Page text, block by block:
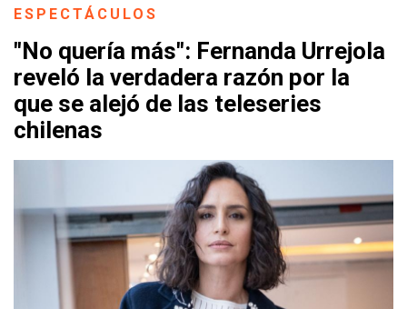
ESPECTÁCULOS
"No quería más": Fernanda Urrejola
reveló la verdadera razón por la
que se alejó de las teleseries
chilenas